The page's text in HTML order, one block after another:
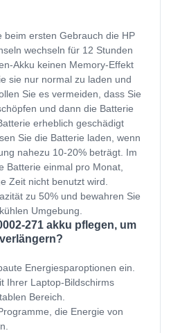
beim ersten Gebrauch die HP
wechseln für 12 Stunden
Akku keinen Memory-Effekt
sie nur normal zu laden und
Sie es vermeiden, dass Sie
und dann die Batterie
erheblich geschädigt
Sie die Batterie laden, wenn
nahezu 10-20% beträgt. Im
Batterie einmal pro Monat,
Zeit nicht benutzt wird.
zu 50% und bewahren Sie
Umgebung.
271 akku pflegen, um
Energiesparoptionen ein.
Ihrer Laptop-Bildschirms
Bereich.
die Energie von